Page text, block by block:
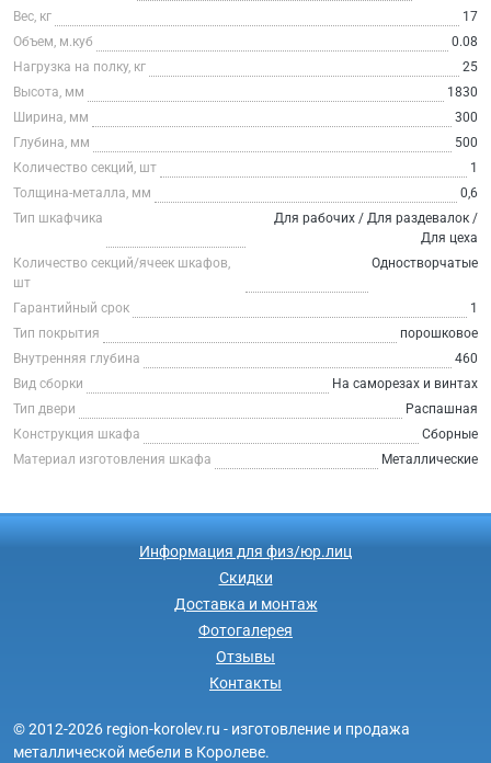
Вес, кг
17
Объем, м.куб
0.08
Нагрузка на полку, кг
25
Высота, мм
1830
Ширина, мм
300
Глубина, мм
500
Количество секций, шт
1
Толщина-металла, мм
0,6
Тип шкафчика
Для рабочих / Для раздевалок /
Для цеха
Количество секций/ячеек шкафов,
шт
Одностворчатые
Гарантийный срок
1
Тип покрытия
порошковое
Внутренняя глубина
460
Вид сборки
На саморезах и винтах
Тип двери
Распашная
Конструкция шкафа
Сборные
Материал изготовления шкафа
Металлические
Информация для физ/юр.лиц
Скидки
Доставка и монтаж
Фотогалерея
Отзывы
Контакты
© 2012-2026 region-korolev.ru - изготовление и продажа
металлической мебели в Королеве.